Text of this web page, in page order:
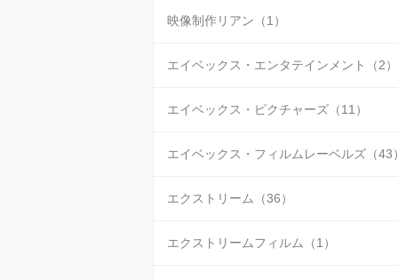
映像制作リアン（1）
エイベックス・エンタテインメント（2）
エイベックス・ピクチャーズ（11）
エイベックス・フィルムレーベルズ（43
エクストリーム（36）
エクストリームフィルム（1）